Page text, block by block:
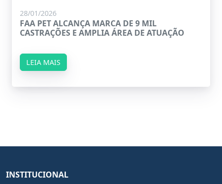
28/01/2026
FAA PET ALCANÇA MARCA DE 9 MIL
CASTRAÇÕES E AMPLIA ÁREA DE ATUAÇÃO
LEIA MAIS
INSTITUCIONAL